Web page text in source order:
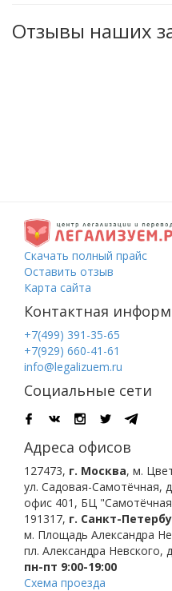
Отзывы наших
Скачать полный прайс
Оставить отзыв
Карта сайта
Контактная
+7(499) 391-35-65
+7(929) 660-41-61
info@legalizuem.ru
Социальные сети
Адреса офисов
127473, г. Москва, м.
ул. Садовая-Самотёчная,
офис 401, БЦ "Самотёчная
191317, г. Санкт-
м. Площадь Александра
пл. Александра Невского,
пн-пт 9:00-19:00
Схема проезда